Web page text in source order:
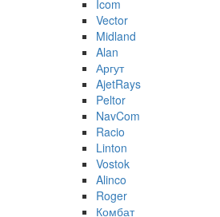
Icom
Vector
Midland
Alan
Аргут
AjetRays
Peltor
NavCom
Racio
Linton
Vostok
Alinco
Roger
Комбат